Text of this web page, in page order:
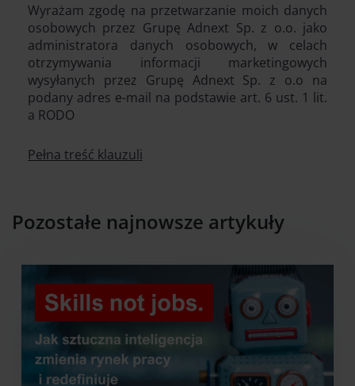
Wyrażam zgodę na przetwarzanie moich danych
osobowych przez Grupę Adnext Sp. z o.o. jako
administratora danych osobowych, w celach
otrzymywania informacji marketingowych
wysyłanych przez Grupę Adnext Sp. z o.o na
podany adres e-mail na podstawie art. 6 ust. 1 lit.
a RODO
Pełna treść klauzuli
Pozostałe najnowsze artykuły